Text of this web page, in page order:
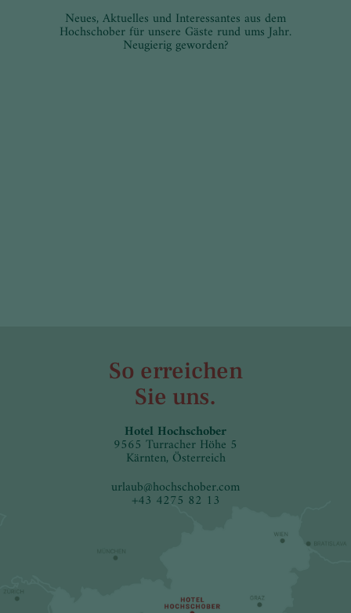
Neues, Aktuelles und Interessantes aus dem
Hochschober für unsere Gäste rund ums Jahr.
Neugierig geworden?
So erreichen
Sie uns.
Hotel Hochschober
9565 Turracher Höhe 5
Kärnten, Österreich
urlaub@hochschober.com
+43 4275 82 13